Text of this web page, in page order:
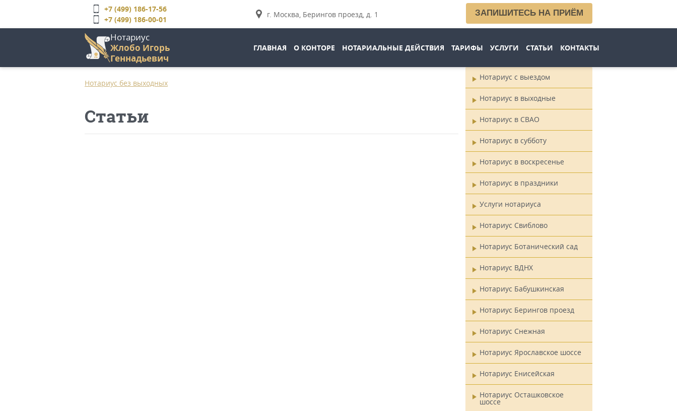
основному
+7 (499) 186-17-56
+7 (499) 186-00-01
г. Москва, Берингов проезд, д. 1 ЗАПИШИТЕСЬ НА ПРИЁМ
Нотариус
Жлобо Игорь
ГеннадьевичГлавное
ГЛАВНАЯ О КОНТОРЕ НОТАРИАЛЬНЫЕ ДЕЙСТВИЯ ТАРИФЫ УСЛУГИ СТАТЬИ КОНТАКТЫ
Нотариус без выходных
Статьи
Главное
меню
Нотариус с выездом
Нотариус в выходные
Нотариус в СВАО
Нотариус в субботу
Нотариус в воскресенье
Нотариус в праздники
Услуги нотариуса
Нотариус Свиблово
Нотариус Ботанический сад
Нотариус ВДНХ
Нотариус Бабушкинская
Нотариус Берингов проезд
Нотариус Снежная
Нотариус Ярославское шоссе
Нотариус Енисейская
Нотариус Осташковское
шоссе